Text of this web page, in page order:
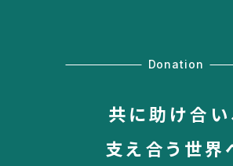
Donation
共に助け合い
支え合う世界